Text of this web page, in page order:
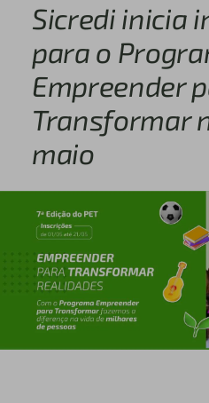
Sicredi inicia
para o
Empreender
Transformar
maio